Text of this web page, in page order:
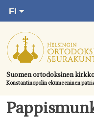
suoraan
sisältöön.
Suomen ortodoksinen
Konstantinopolin ekumeeninen
FI
SV
EN
UA
Etusivu
Ajankohtaista
Juhlat &
Kirkot